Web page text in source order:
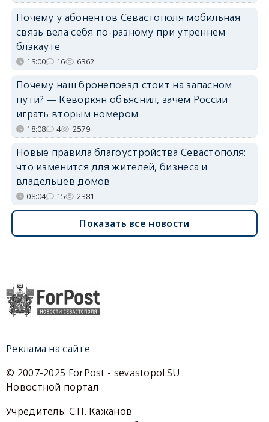
Почему у абонентов Севастополя мобильная
связь вела себя по-разному при утреннем
блэкауте
13:00 16 6362
Почему наш бронепоезд стоит на запасном
пути? — Кеворкян объяснил, зачем России
играть вторым номером
18:08 4 2579
Новые правила благоустройства Севастополя:
что изменится для жителей, бизнеса и
владельцев домов
08:04 15 2381
Показать все новости
Реклама на сайте
© 2007-2025 ForPost - sevastopol.SU
Новостной портал
Учредитель: С.П. Кажанов